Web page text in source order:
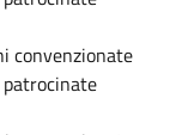
convenzionate